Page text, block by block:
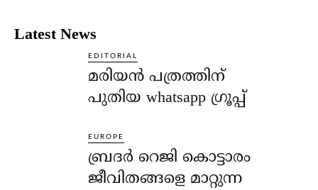
Latest News
EDITORIAL
മരിയൻ പത്രത്തിന്
പുതിയ whatsapp ഗ്രൂപ്പ്
EUROPE
ബ്രദർ റെജി കൊട്ടാരം
ജീവിതങ്ങളെ മാറ്റുന്ന